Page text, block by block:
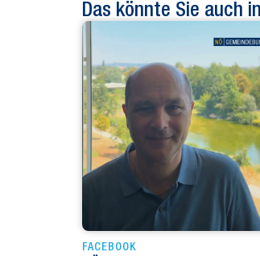
Das könnte Sie auch
FACEBOOK